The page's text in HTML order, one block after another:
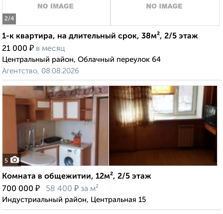
2/4
1-к квартира, на длительный срок, 38м², 2/5 этаж
21 000 ₽ в месяц
Центральный район, Облачный переулок 64
Агентство, 08.08.2026
5
Комната в общежитии, 12м², 2/5 этаж
700 000 ₽ 58 400 ₽ за м²
Индустриальный район, Центральная 15